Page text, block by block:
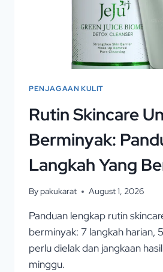
PENJAGAAN KULIT
Rutin Skincare
Berminyak:
Langkah Yang
Bypakukarat August 1, 2026
Panduan lengkap rutin
berminyak: 7 langkah harian,
perlu dielak dan jangkaan
minggu.